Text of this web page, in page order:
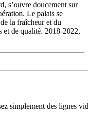
s’ouvre doucement sur
Le palais se
la fraîcheur et du
et de qualité. 2018-2022,
simplement des lignes